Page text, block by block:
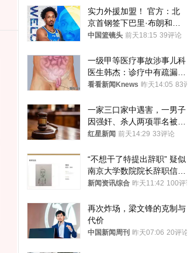
实力外援加盟！ 官方：北
京首钢签下巴里·布朗和桑
普森
中国篮镜头 前天18:15 39评论
一级甲等医疗事故涉事儿科
医生韩杰：诊疗中有疏漏，
我认错，但不能认罪
看看新闻Knews 昨天14:05 83评论
一家三口家中遇害，一男子
因强奸、杀人两项罪名被判
死缓 最高检介入后改判无
红星新闻 前天14:29 33评论
“不想干了特提出辞职” 疑似
南京大学数院院长辞职信流
传 院方回应
新闻资讯综合 昨天11:42 100评论
再次炸场，梁文锋的克制与
代价
中国新闻周刊 昨天07:06 20评论